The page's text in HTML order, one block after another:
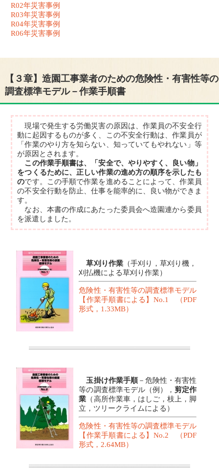
R02年災害事例
R03年災害事例
R04年災害事例
R06年災害事例
【３章】造園工事業者のための危険性・有害性等の
調査標準モデル－作業手順書
現場で発生する労働災害の原因は、作業員の不安全行
動に起因するものが多く、この不安全行動は、作業員が
「作業のやり方を知らない、知っていてもやれない」等
が原因とされます。
この作業手順書は、「安全で、やりやすく、良い物」
をつくるために、正しい作業の進め方の順序を示したも
のです。この手順で作業を進めることによって、作業員
の不安全行動を防止、仕事を能率的に、良い物ができま
す。
なお、本書の作成にあたった委員会へ造園連から委員
を派遣しました。
草刈り作業（手刈り，草刈り機，
刈払機による草刈り作業）
危険性・有害性等の調査標準モデル
【作業手順書による】No.1 （PDF
形式，1.33MB）
玉掛け作業手順－危険性・有害性
等の調査標準モデル（例），剪定作
業 （高所作業車，はしご，枝上，脚
立，ツリークライムによる）
危険性・有害性等の調査標準モデル
【作業手順書による】No.2 （PDF
形式，2.64MB）